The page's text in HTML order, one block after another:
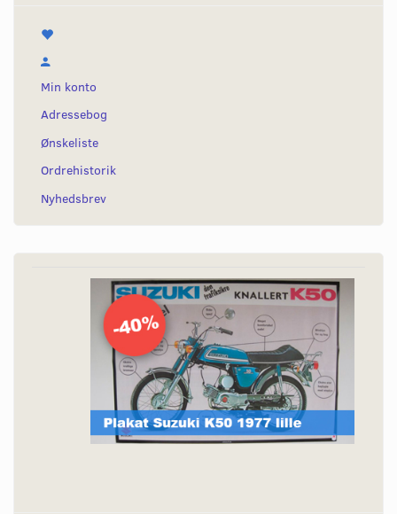
Min konto
Adressebog
Ønskeliste
Ordrehistorik
Nyhedsbrev